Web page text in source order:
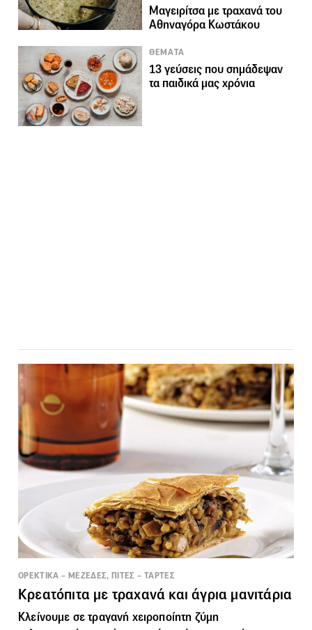
Μαγειρίτσα με τραχανά του
Αθηναγόρα Κωστάκου
ΘΕΜΑΤΑ
13 γεύσεις που σημάδεψαν
τα παιδικά μας χρόνια
ΟΡΕΚΤΙΚΑ – ΜΕΖΕΔΕΣ, ΠΙΤΕΣ – ΤΑΡΤΕΣ
Κρεατόπιτα με τραχανά και άγρια μανιτάρια
Κλείνουμε σε τραγανή χειροποίητη ζύμη